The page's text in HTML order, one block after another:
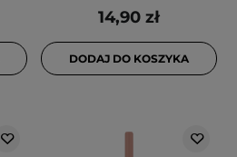
14,90 zł
DODAJ DO KOSZYKA